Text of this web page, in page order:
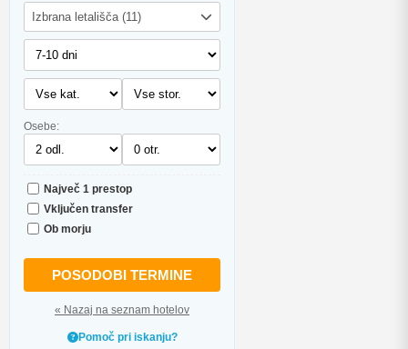
Izbrana letališča (11)
Osebe:
Največ 1 prestop
Vključen transfer
Ob morju
POSODOBI TERMINE
« Nazaj na seznam hotelov
Pomoč pri iskanju?